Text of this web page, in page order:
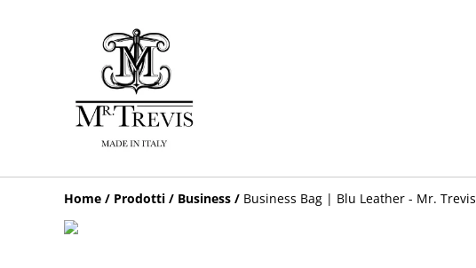
Home / Prodotti / Business / Business Bag | Blu Leather - Mr. Trevis